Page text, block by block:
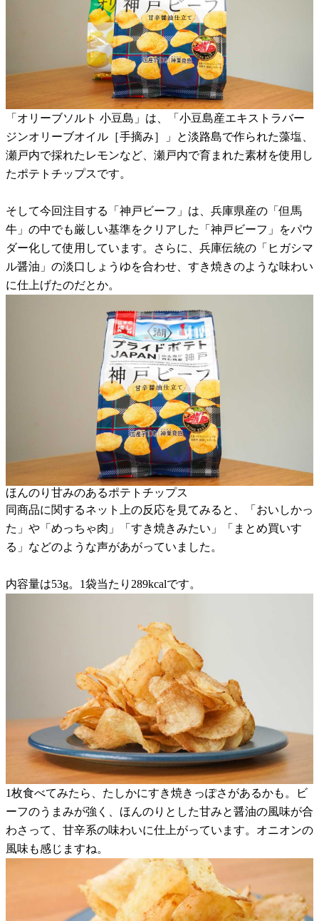
「オリーブソルト 小豆島」は、「小豆島産エキストラバー
ジンオリーブオイル［手摘み］」と淡路島で作られた藻塩、
瀬戸内で採れたレモンなど、瀬戸内で育まれた素材を使用し
たポテトチップスです。
そして今回注目する「神戸ビーフ」は、兵庫県産の「但馬
牛」の中でも厳しい基準をクリアした「神戸ビーフ」をパウ
ダー化して使用しています。さらに、兵庫伝統の「ヒガシマ
ル醤油」の淡口しょうゆを合わせ、すき焼きのような味わい
に仕上げたのだとか。
ほんのり甘みのあるポテトチップス
同商品に関するネット上の反応を見てみると、「おいしかっ
た」や「めっちゃ肉」「すき焼きみたい」「まとめ買いす
る」などのような声があがっていました。
内容量は53g。1袋当たり289kcalです。
1枚食べてみたら、たしかにすき焼きっぽさがあるかも。ビ
ーフのうまみが強く、ほんのりとした甘みと醤油の風味が合
わさって、甘辛系の味わいに仕上がっています。オニオンの
風味も感じますね。